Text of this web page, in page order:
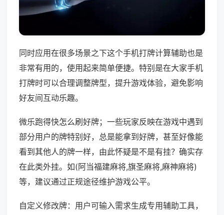
同时应用在很多场景之下这个手机打牌计算辅助也是
非常有用的，使用起来简单便捷。特别是在大家手机
打牌时可以合理调整牌型，提升游戏体验，避免影响
好友间互动乐趣。
微乐跑得快怎么刷好牌；一些玩家反映在游戏中遇到
部分用户的牌特别好，总是能拿到好牌，甚至好像能
看到其他人的牌一样，由此怀疑是不是有挂？确实存
在此类外挂。如(阿当福建麻将,旗圣麻将,麻神麻将)
等，建议通过正规途径维护游戏公平。
自定义修改牌：用户可输入需求生成专用辅助工具，